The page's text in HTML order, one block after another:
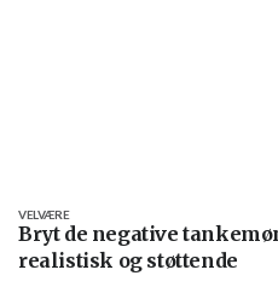
Bryt de negative
realistisk og støttende
VELVÆRE